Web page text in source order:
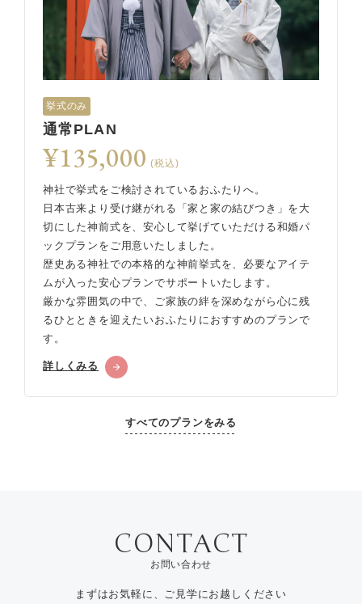
挙式のみ
通常PLAN
¥135,000 (税込)
神社で挙式をご検討されているおふたりへ。
日本古来より受け継がれる「家と家の結びつき」を大
切にした神前式を、安心して挙げていただける和婚パ
ックプランをご用意いたしました。
歴史ある神社での本格的な神前挙式を、必要なアイテ
ムが入った安心プランでサポートいたします。
厳かな雰囲気の中で、ご家族の絆を深めながら心に残
るひとときを迎えたいおふたりにおすすめのプランで
す。
詳しくみる
すべてのプランをみる
お問い合わせ
まずはお気軽に、ご見学にお越しください